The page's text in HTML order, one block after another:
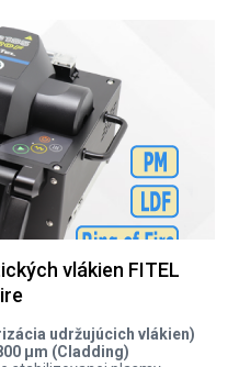
vlákien FITEL
udržujúcich vlákien)
µm (Cladding)